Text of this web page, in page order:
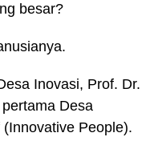
besar?
Inovasi, Prof. Dr.
Desa
People).